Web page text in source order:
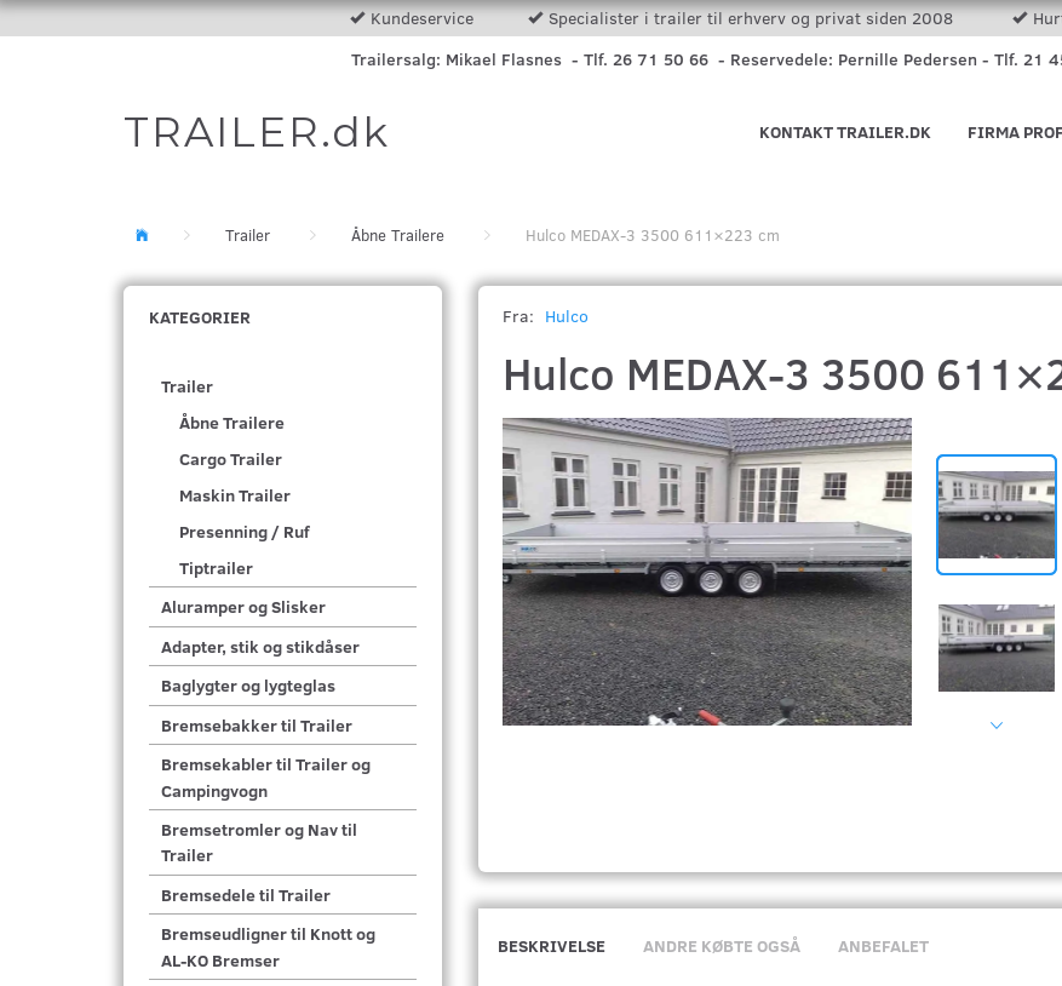
Kundeservice Specialister i trailer til erhverv og privat siden 2008
Trailersalg: Mikael Flasnes - Tlf. 26 71 50 66 - Reservedele: Pernille Pedersen - Tlf. 21
TRAILER.dk FIRMA
KONTAKT TRAILER.DK
Trailer Åbne Trailere Hulco MEDAX-3 3500 611×223 cm
KATEGORIER
Trailer
Åbne Trailere
Cargo Trailer
Maskin Trailer
Presenning / Ruf
Tiptrailer
Aluramper og Slisker
Adapter, stik og stikdåser
Baglygter og lygteglas
Bremsebakker til Trailer
Bremsekabler til Trailer og
Campingvogn
Bremsetromler og Nav til
Trailer
Bremsedele til Trailer
Bremseudligner til Knott og
AL-KO Bremser
Fra: Hulco
Hulco MEDAX-3 3500
BESKRIVELSE ANDRE KØBTE OGSÅ ANBEFALET